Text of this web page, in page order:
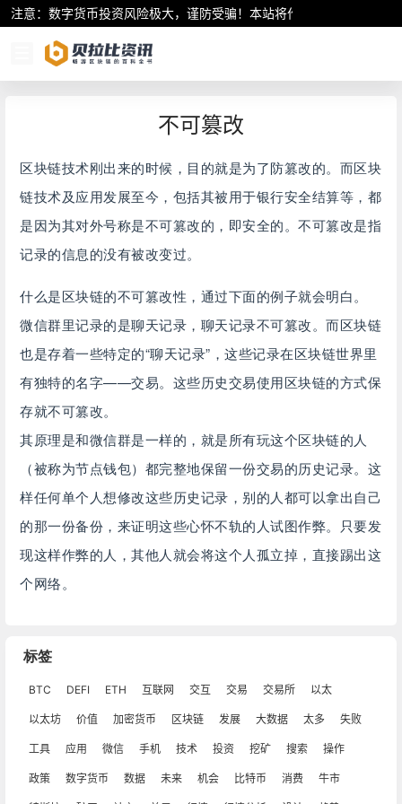
注意：数字货币投资风险极大，谨防受骗！本站将作为行业资讯共享
不可篡改
区块链技术刚出来的时候，目的就是为了防篡改的。而区块
链技术及应用发展至今，包括其被用于银行安全结算等，都
是因为其对外号称是不可篡改的，即安全的。不可篡改是指
记录的信息的没有被改变过。
什么是区块链的不可篡改性，通过下面的例子就会明白。
微信群里记录的是聊天记录，聊天记录不可篡改。而区块链
也是存着一些特定的“聊天记录”，这些记录在区块链世界里
有独特的名字——交易。这些历史交易使用区块链的方式保
存就不可篡改。
其原理是和微信群是一样的，就是所有玩这个区块链的人
（被称为节点钱包）都完整地保留一份交易的历史记录。这
样任何单个人想修改这些历史记录，别的人都可以拿出自己
的那一份备份，来证明这些心怀不轨的人试图作弊。只要发
现这样作弊的人，其他人就会将这个人孤立掉，直接踢出这
个网络。
标签
BTC DEFI ETH 互联网 交互 交易 交易所 以太
以太坊 价值 加密货币 区块链 发展 大数据 太多 失败
工具 应用 微信 手机 技术 投资 挖矿 搜索 操作
政策 数字货币 数据 未来 机会 比特币 消费 牛市